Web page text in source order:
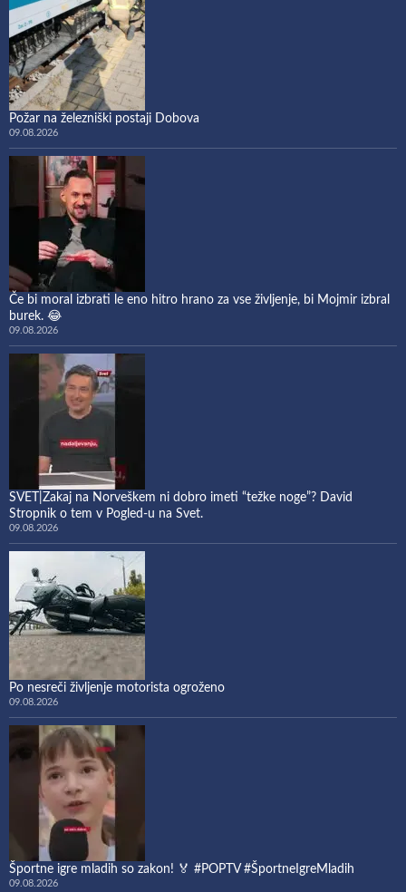
Požar na železniški postaji Dobova
09.08.2026
Če bi moral izbrati le eno hitro hrano za vse življenje, bi Mojmir izbral
burek. 😂
09.08.2026
SVET|Zakaj na Norveškem ni dobro imeti “težke noge”? David
Stropnik o tem v Pogled-u na Svet.
09.08.2026
Po nesreči življenje motorista ogroženo
09.08.2026
Športne igre mladih so zakon! 🏅 #POPTV #ŠportneIgreMladih
09.08.2026